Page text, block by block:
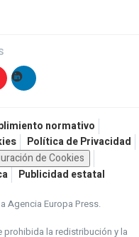
normativo
Política de Privacidad
de Cookies
Publicidad estatal
Agencia Europa Press.
prohibida la redistribución y la